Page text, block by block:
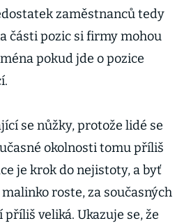
zaměstnanců tedy
části pozic si firmy mohou
pokud jde o pozice
se nůžky, protože lidé se
okolnosti tomu příliš
je krok do nejistoty, a byť
roste, za současných
veliká. Ukazuje se, že